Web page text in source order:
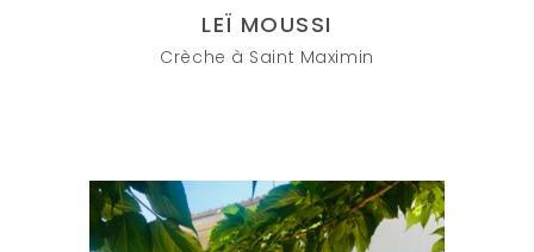
LEÏ MOUSSI
Crèche à Saint Maximin